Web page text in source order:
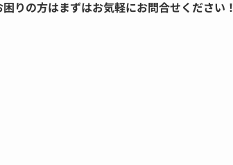
りの方はまずはお気軽にお問合せください！